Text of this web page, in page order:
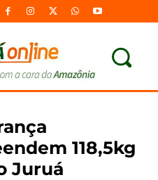
118,5kg
Juruá